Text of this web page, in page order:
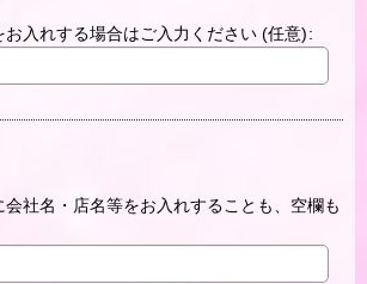
お入れする場合はご入力ください (任意):
会社名・店名等をお入れすることも、空欄も